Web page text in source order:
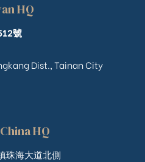
HQ
號
Dist., Tainan City
HQ
珠海大道北側